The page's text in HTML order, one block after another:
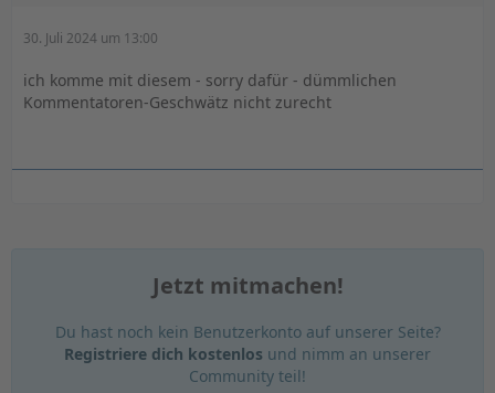
30. Juli 2024 um 13:00
ich komme mit diesem - sorry dafür - dümmlichen
Kommentatoren-Geschwätz nicht zurecht
Jetzt mitmachen!
Du hast noch kein Benutzerkonto auf unserer Seite?
Registriere dich kostenlos und nimm an unserer
Community teil!